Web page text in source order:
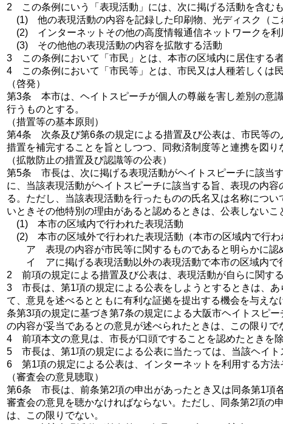
2 この条例にいう「表現活動」には、次に掲げる活動を含むも
(1) 他の表現活動の内容を記録した印刷物、光ディスク（こ
(2) インターネットその他の高度情報通信ネットワークを利
(3) その他他の表現活動の内容を拡散する活動
3 この条例において「市民」とは、本市の区域内に居住する
4 この条例において「市民等」とは、市民又は人種若しくは
（啓発）
第3条 本市は、ヘイトスピーチが個人の尊厳を害し差別の意
行うものとする。
（措置等の基本原則）
第4条 次条及び第6条の規定による措置及び公表は、市民等
措置を補完することを旨としつつ、同救済制度等と連携を図り
（拡散防止の措置及び認識等の公表）
第5条 市長は、次に掲げる表現活動がヘイトスピーチに該当
に、当該表現活動がヘイトスピーチに該当する旨、表現の内
る。ただし、当該表現活動を行ったものの氏名又は名称につ
いときその他特別の理由があると認めるときは、公表しないこ
(1) 本市の区域内で行われた表現活動
(2) 本市の区域外で行われた表現活動（本市の区域内で行わ
ア 表現の内容が市民等に関するものであると明らかに認
イ アに掲げる表現活動以外の表現活動で本市の区域内で
2 前項の規定による措置及び公表は、表現活動が自らに関す
3 市長は、第1項の規定による公表をしようとするときは、
て、意見を述べるとともに有利な証拠を提出する機会を与え
条第3項の規定に基づき第7条の規定による大阪市ヘイトスピ
の内容が妥当であるとの意見が述べられたときは、この限りで
4 前項本文の意見は、市長が口頭ですることを認めたときを
5 市長は、第1項の規定による公表に当たっては、当該ヘイト
6 第1項の規定による公表は、インターネットを利用する方法
（審査会の意見聴取）
第6条 市長は、前条第2項の申出があったとき又は同条第1項
審査会の意見を聴かなければならない。ただし、同条第2項の
は、この限りでない。